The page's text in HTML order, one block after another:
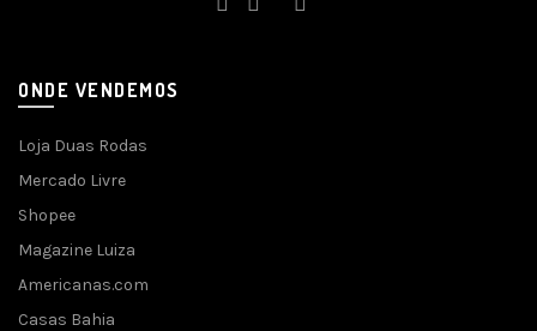
ONDE VENDEMOS
Loja Duas Rodas
Mercado Livre
Shopee
Magazine Luiza
Americanas.com
Casas Bahia